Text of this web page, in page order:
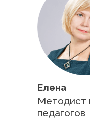
Елена
Методист
педагогов